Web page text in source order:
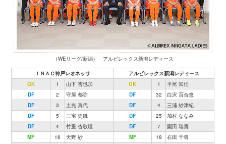
（WEリーグ/新潟） アルビレックス新潟レディース
ＩＮＡＣ神戸レオネッサ
アルビレックス新潟レディース
GK
1 山下 杏也加 GK 1
平尾 知佳
DF
2 守屋 都弥 DF 32
白沢 百合恵
DF
3 土光 真代 DF 4
三浦 紗津紀
DF
5 三宅 史織 DF 25
加村 ななみ
DF
4 竹重 杏歌理 DF 7
園田 瑞貴
MF
16 天野 紗 MF 18
石田 千尋